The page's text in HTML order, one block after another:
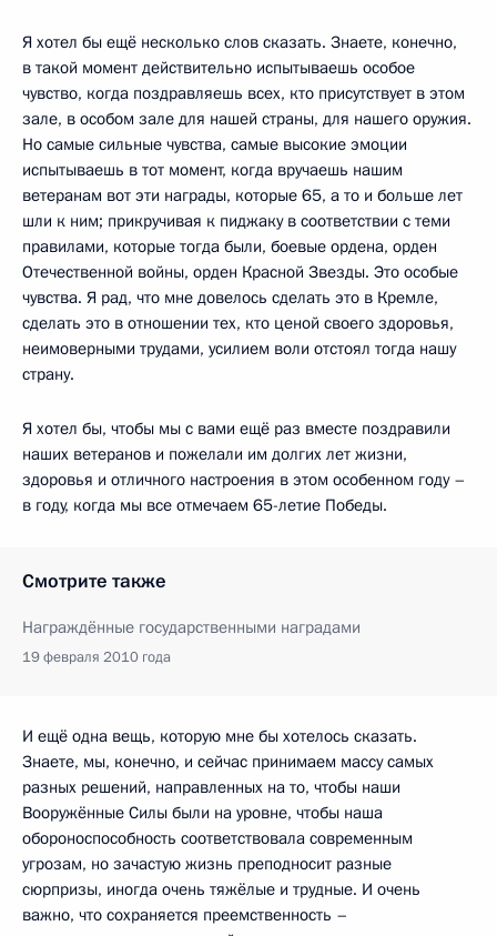
Я хотел бы ещё несколько слов сказать. Знаете, конечно,
в такой момент действительно испытываешь особое
чувство, когда поздравляешь всех, кто присутствует в этом
зале, в особом зале для нашей страны, для нашего оружия.
Но самые сильные чувства, самые высокие эмоции
испытываешь в тот момент, когда вручаешь нашим
ветеранам вот эти награды, которые 65, а то и больше лет
шли к ним; прикручивая к пиджаку в соответствии с теми
правилами, которые тогда были, боевые ордена, орден
Отечественной войны, орден Красной Звезды. Это особые
чувства. Я рад, что мне довелось сделать это в Кремле,
сделать это в отношении тех, кто ценой своего здоровья,
неимоверными трудами, усилием воли отстоял тогда нашу
страну.
Я хотел бы, чтобы мы с вами ещё раз вместе поздравили
наших ветеранов и пожелали им долгих лет жизни,
здоровья и отличного настроения в этом особенном году –
в году, когда мы все отмечаем 65-летие Победы.
Смотрите также
Награждённые государственными наградами
19 февраля 2010 года
И ещё одна вещь, которую мне бы хотелось сказать.
Знаете, мы, конечно, и сейчас принимаем массу самых
разных решений, направленных на то, чтобы наши
Вооружённые Силы были на уровне, чтобы наша
обороноспособность соответствовала современным
угрозам, но зачастую жизнь преподносит разные
сюрпризы, иногда очень тяжёлые и трудные. И очень
важно, что сохраняется преемственность –